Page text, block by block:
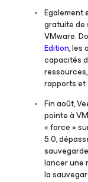
Egalement
gratuite de
VMware.
Edition, les
capacités
rapports et
Fin août,
pointe à
« force »
5.0,
lancer une
la